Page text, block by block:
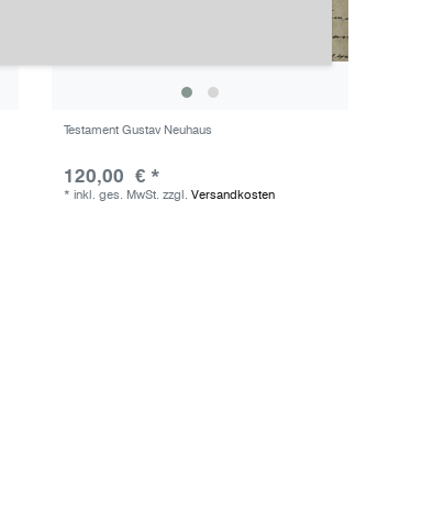
Testament Gustav Neuhaus
120,00 € *
*inkl. ges. MwSt. zzgl.Versandkosten